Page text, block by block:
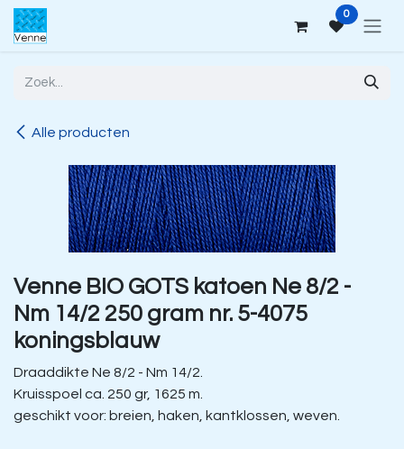
Overslaan naar inhoud 0
Alle producten
Venne BIO GOTS katoen Ne 8/2 -
Nm 14/2 250 gram nr. 5-4075
koningsblauw
Draaddikte Ne 8/2 - Nm 14/2.
Kruisspoel ca. 250 gr, 1625 m.
geschikt voor: breien, haken, kantklossen, weven.